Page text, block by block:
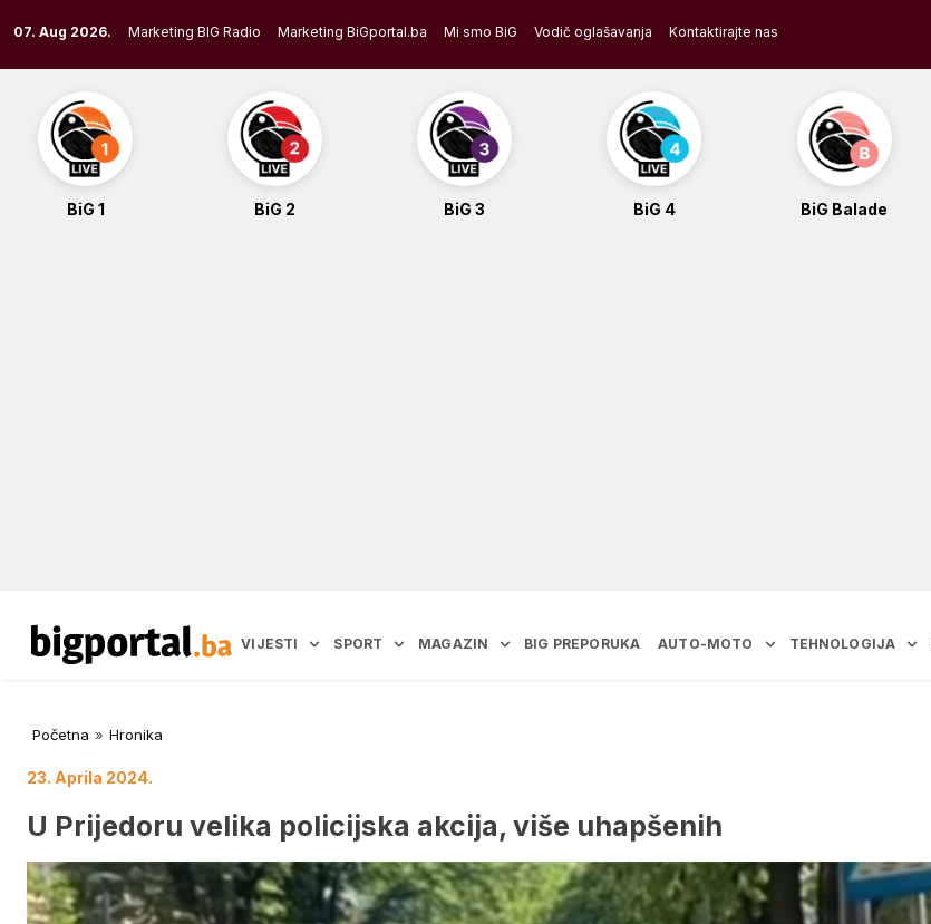
to
content
07. Aug 2026. Marketing BIG Radio Marketing BiGportal.ba Mi smo BiG Vodič oglašavanja Kontaktirajte nas
BiG 1 BiG 2 BiG 3 BiG 4 BiG Balade
VIJESTI SPORT MAGAZIN BIG PREPORUKA AUTO-MOTO TEHNOLOGIJA
Početna » Hronika
23. Aprila 2024.
U Prijedoru velika policijska akcija, više uhapšenih